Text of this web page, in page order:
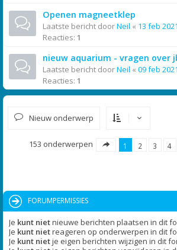
Openen magneetklep
Laatste bericht doorNeil « 13 feb
Reacties: 1
nieuw aquarium - vragen over
Laatste bericht doorNeil « 09 feb
Reacties: 1
Nieuw onderwerp
153 onderwerpen 1 2 3 4
FORUMPERMISSIES
Je kunt nietnieuwe berichten plaatsen in dit
Je kunt nietreageren op onderwerpen in dit
Je kunt nietje eigen berichten wijzigen in dit